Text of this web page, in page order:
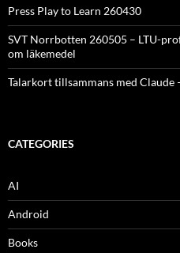
Press Play to Learn 260430
SVT Norrbotten 260505 – LTU-
om läkemedel
Talarkort tillsammans med Claude
CATEGORIES
AI
Android
Books